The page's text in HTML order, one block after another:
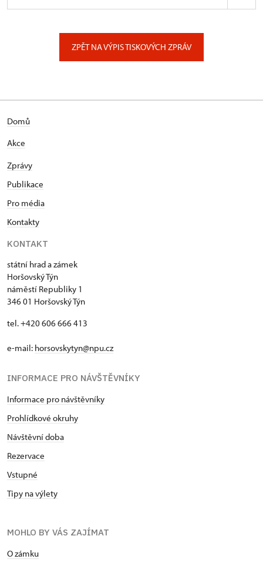
ZPĚT NA VÝPIS TISKOVÝCH ZPRÁV
Domů
Akce
Zprávy
Publikace
Pro média
Kontakty
KONTAKT
státní hrad a zámek
Horšovský Týn
náměstí Republiky 1
346 01 Horšovský Týn
tel. +420 606 666 413
e-mail: horsovskytyn@npu.cz
INFORMACE PRO NÁVŠTĚVNÍKY
Informace pro návštěvníky
Prohlídkové okruhy
Návštěvní doba
Rezervace
Vstupné
Tipy na výlety
MOHLO BY VÁS ZAJÍMAT
O zámku